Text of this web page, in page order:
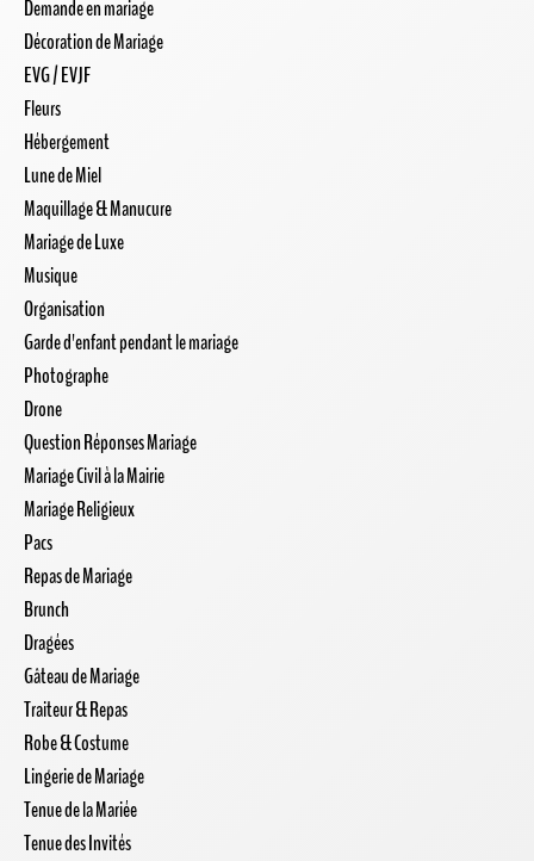
Demande en mariage
Décoration de Mariage
EVG / EVJF
Fleurs
Hébergement
Lune de Miel
Maquillage & Manucure
Mariage de Luxe
Musique
Organisation
Garde d'enfant pendant le mariage
Photographe
Drone
Question Réponses Mariage
Mariage Civil à la Mairie
Mariage Religieux
Pacs
Repas de Mariage
Brunch
Dragées
Gâteau de Mariage
Traiteur & Repas
Robe & Costume
Lingerie de Mariage
Tenue de la Mariée
Tenue des Invités